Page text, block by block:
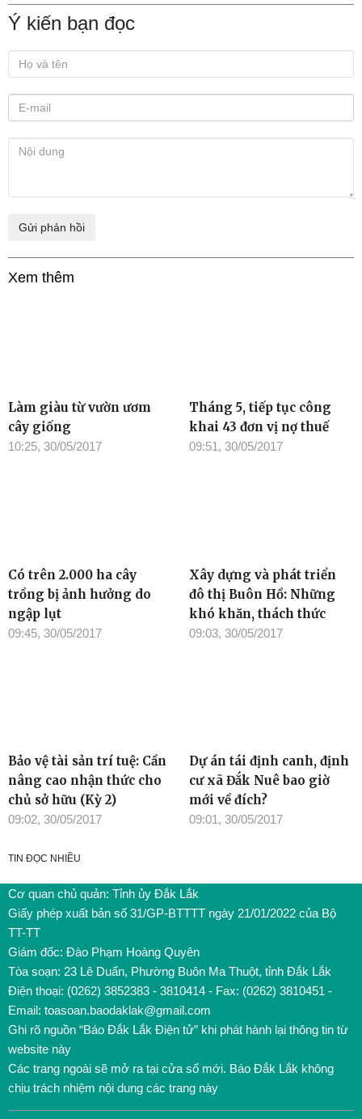
Ý kiến bạn đọc
Xem thêm
Làm giàu từ vườn ươm
cây giống
10:25, 30/05/2017
Tháng 5, tiếp tục công
khai 43 đơn vị nợ thuế
09:51, 30/05/2017
Có trên 2.000 ha cây
trồng bị ảnh hưởng do
ngập lụt
09:45, 30/05/2017
Xây dựng và phát triển
đô thị Buôn Hồ: Những
khó khăn, thách thức
09:03, 30/05/2017
Bảo vệ tài sản trí tuệ: Cần
nâng cao nhận thức cho
chủ sở hữu (Kỳ 2)
09:02, 30/05/2017
Dự án tái định canh, định
cư xã Đắk Nuê bao giờ
mới về đích?
09:01, 30/05/2017
TIN ĐỌC NHIỀU
Cơ quan chủ quản: Tỉnh ủy Đắk Lắk
Giấy phép xuất bản số 31/GP-BTTTT ngày 21/01/2022 của Bộ
TT-TT
Giám đốc: Đào Phạm Hoàng Quyên
Tòa soạn: 23 Lê Duẩn, Phường Buôn Ma Thuột, tỉnh Đắk Lắk
Điện thoại: (0262) 3852383 - 3810414 - Fax: (0262) 3810451 -
Email: toasoan.baodaklak@gmail.com
Ghi rõ nguồn “Báo Đắk Lắk Điện tử” khi phát hành lại thông tin từ
website này
Các trang ngoài sẽ mở ra tại cửa sổ mới. Báo Đắk Lắk không
chịu trách nhiệm nội dung các trang này